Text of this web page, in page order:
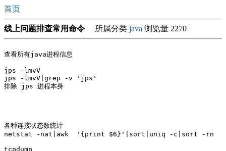
首页
线上问题排查常用命令 所属分类 java 浏览量 2270
查看所有java进程信息
jps -lmvV
jps -lmvV|grep -v 'jps'
排除 jps 进程本身
各种连接状态数统计
netstat -nat|awk  '{print $6}'|sort|uniq -c|sort -rn
tcpdump